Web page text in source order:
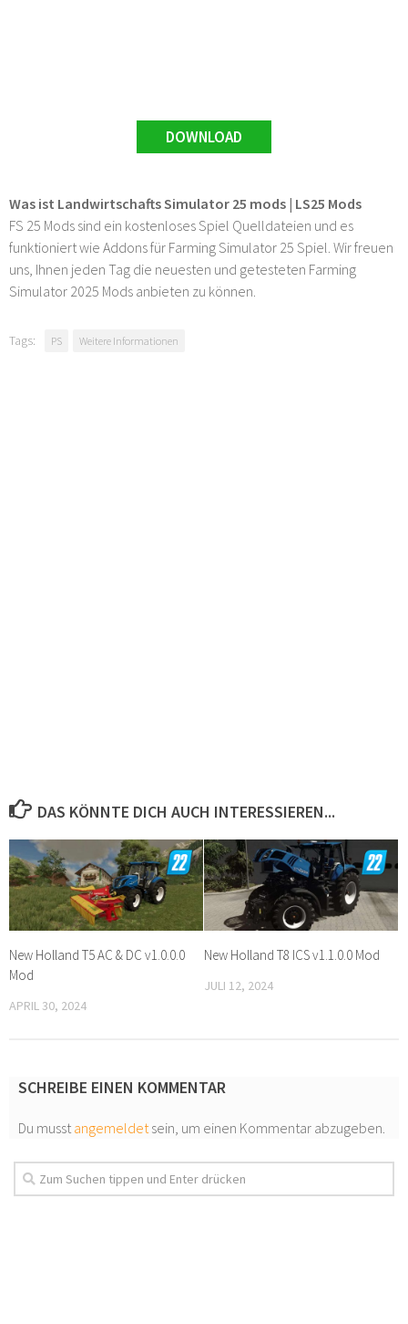
DOWNLOAD
Was ist Landwirtschafts Simulator 25 mods | LS25 Mods
FS 25 Mods sind ein kostenloses Spiel Quelldateien und es
funktioniert wie Addons für Farming Simulator 25 Spiel. Wir freuen
uns, Ihnen jeden Tag die neuesten und getesteten Farming
Simulator 2025 Mods anbieten zu können.
Tags: PS Weitere Informationen
DAS KÖNNTE DICH AUCH INTERESSIEREN...
New Holland T5 AC & DC v1.0.0.0
Mod
APRIL 30, 2024
New Holland T8 ICS v1.1.0.0 Mod
JULI 12, 2024
SCHREIBE EINEN KOMMENTAR
Du musstangemeldetsein, um einen Kommentar abzugeben.